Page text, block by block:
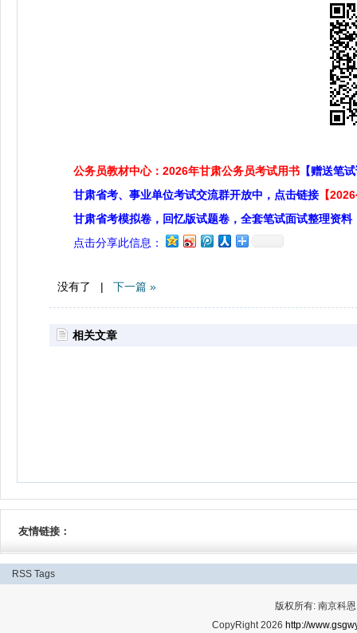
公务员教材中心：2026年甘肃公务员考试用书 【赠送笔
甘肃省考、事业单位考试交流群开放中，点击链接 【
甘肃省考模拟卷，回忆版试题卷，全套笔试面试整理资料
点击分享此信息：
没有了 | 下一篇 »
相关文章
友情链接：
RSS Tags
版权所有: 南京科
CopyRight 2026 http://